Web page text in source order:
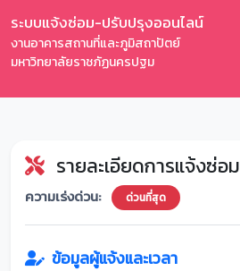
ระบบแจ้งซ่อม-ปรับปรุงออนไลน์
งานอาคารสถานที่และภูมิสถาปัตย์
มหาวิทยาลัยราชภัฏนครปฐม
รายละเอียดการแจ้งซ่อม
ความเร่งด่วน: ด่วนที่สุด
ข้อมูลผู้แจ้งและเวลา